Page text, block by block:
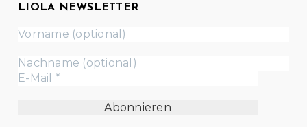
LIOLA NEWSLETTER